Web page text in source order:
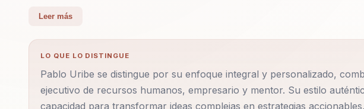
y emprendedores.
Como conferencista, Pablo Uribe destaca por su capacidad para
ofrecer herramientas prácticas que generan resultados inmediatos. A
profundas y dinámicas interactivas, Pablo lleva a sus oyentes a
Leer más
LO QUE LO DISTINGUE
Pablo Uribe se distingue por su enfoque integral y personalizado,
ejecutivo de recursos humanos, empresario y mentor. Su estilo
capacidad para transformar ideas complejas en estrategias